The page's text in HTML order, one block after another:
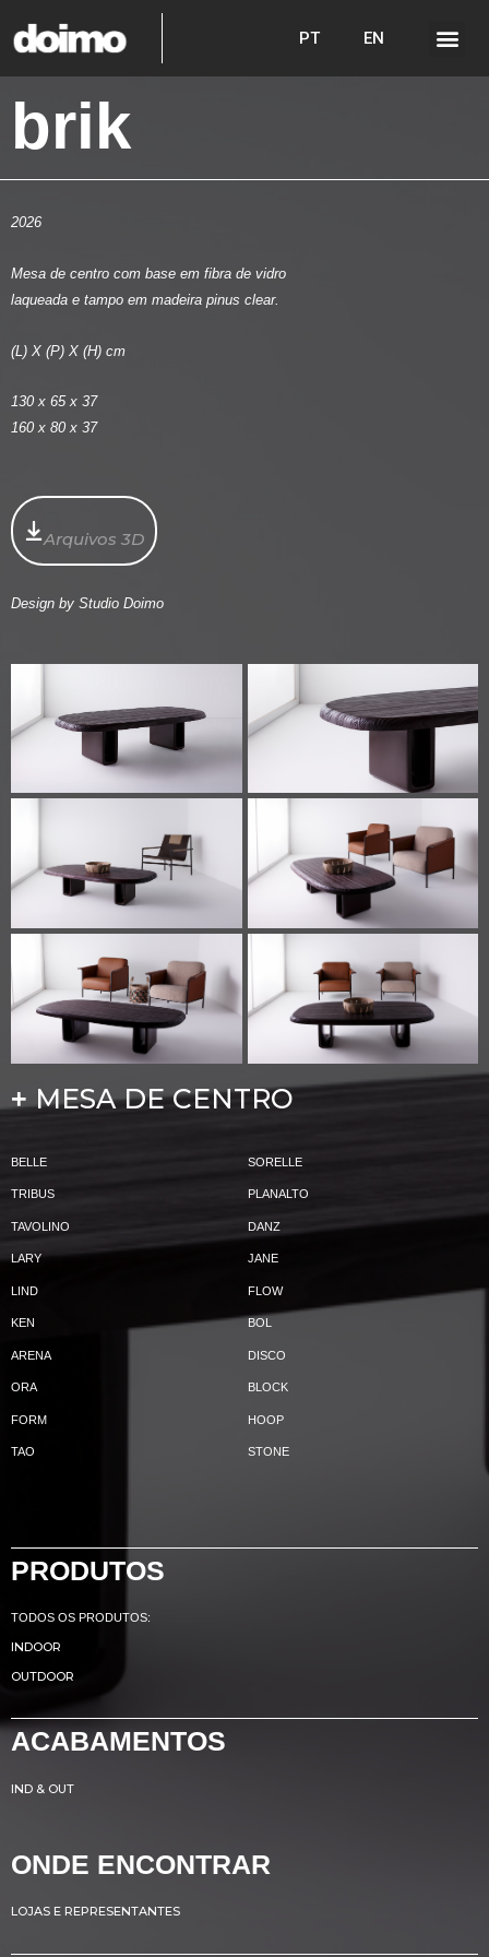
PT EN
brik
2026
Mesa de centro com base em fibra de vidro
laqueada e tampo em madeira pinus clear.
(L) X (P) X (H) cm
130 x 65 x 37
160 x 80 x 37
Arquivos 3D
Design by Studio Doimo
+MESA DE CENTRO
BELLE SORELLE
TRIBUS PLANALTO
TAVOLINO DANZ
LARY JANE
LIND FLOW
KEN BOL
ARENA DISCO
ORA BLOCK
FORM HOOP
TAO STONE
PRODUTOS
TODOS OS PRODUTOS:
INDOOR
OUTDOOR
ACABAMENTOS
IND & OUT
ONDE ENCONTRAR
LOJAS E REPRESENTANTES